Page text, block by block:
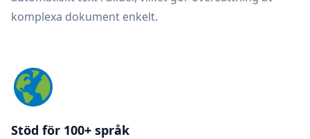
komplexa dokument enkelt.
Stöd för 100+ språk